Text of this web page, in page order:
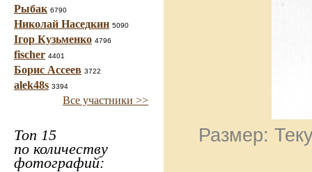
Рыбак 6790
Николай Наседкин 5090
Ігор Кузьменко 4796
fischer 4401
Борис Ассеев 3722
alek48s 3394
Все участники >>
Топ 15
по количеству
фотографий:
Размер: